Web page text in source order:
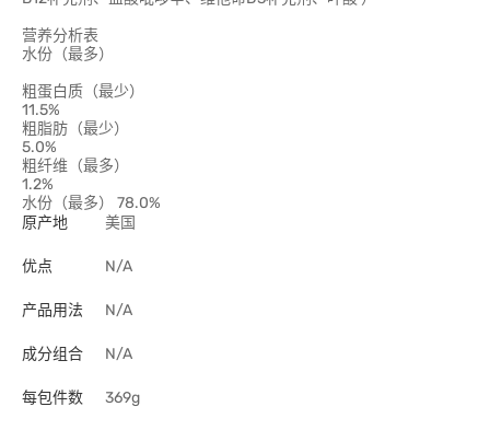
营养分析表
水份（最多）
粗蛋白质（最少）
11.5%
粗脂肪（最少）
5.0%
粗纤维（最多）
1.2%
水份（最多） 78.0%
原产地
美国
优点 N/A
产品用法 N/A
成分组合 N/A
每包件数 369g